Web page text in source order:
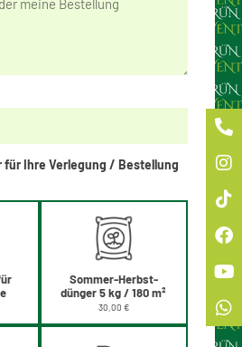
für Ihre Verlegung / Bestellung
Sommer-Herbst-
dünger 5 kg / 180 m²
30,00 €